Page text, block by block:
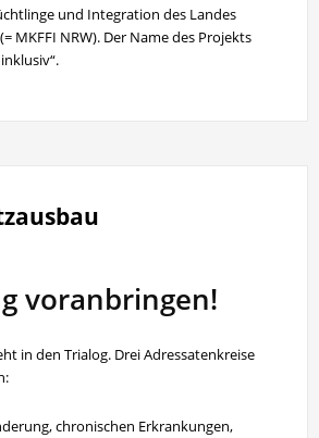
und Integration des Landes
MKFFI NRW). Der Name des Projekts
voranbringen!
in den Trialog. Drei Adressatenkreise
chronischen Erkrankungen,